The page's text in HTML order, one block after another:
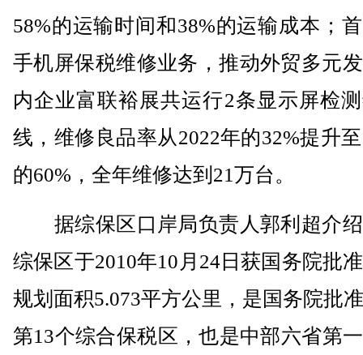
58%的运输时间和38%的运输成本；
手机屏保税维修业务，推动外贸多元
内企业富联裕展共运行2条显示屏检
线，维修良品率从2022年的32%提升
的60%，全年维修达到21万台。
据综保区口岸局负责人郭利超介
综保区于2010年10月24日获国务院批
规划面积5.073平方公里，是国务院批
第13个综合保税区，也是中部六省第